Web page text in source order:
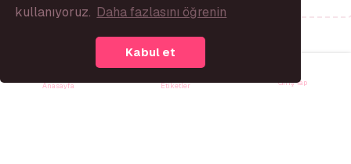
kullanıyoruz. Daha fazlasını öğrenin
Kabul et
Anasayfa Etiketler Giriş Yap